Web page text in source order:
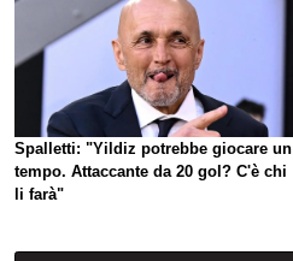
Spalletti: "Yildiz potrebbe giocare un
tempo. Attaccante da 20 gol? C'è chi
li farà"